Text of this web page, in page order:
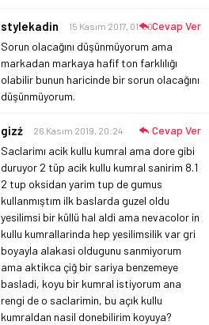
stylekadin 15 Kasım 2017, 01:00
Sorun olacağını düşünmüyorum ama
markadan markaya hafif ton farklılığı
olabilir bunun haricinde bir sorun olacağını
düşünmüyorum.
Cevap Ver
gizź 26 Kasım 2019, 20:24
Saclarimı acik kullu kumral ama dore gibi
duruyor 2 tüp acik kullu kumral sanirim 8.1
2 tup oksidan yarim tup de gumus
kullanmıştım ilk baslarda guzel oldu
yesilimsi bir küllü hal aldi ama nevacolor in
kullu kumrallarinda hep yesilimsilik var gri
boyayla alakasi oldugunu sanmiyorum
ama aktikca çiğ bir sariya benzemeye
basladi, koyu bir kumral istiyorum ana
rengi de o saclarimin, bu açık kullu
kumraldan nasil donebilirim koyuya?
Cevap Ver